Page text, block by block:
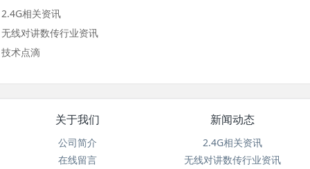
2.4G相关资讯
无线对讲数传行业资讯
技术点滴
关于我们
公司简介
在线留言
新闻动态
2.4G相关资讯
无线对讲数传行业资讯